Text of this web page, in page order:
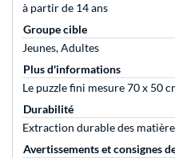
à partir de 14 ans
Groupe cible
Jeunes, Adultes
Plus d'informations
Le puzzle fini mesure 70 x 50
Durabilité
Extraction durable des
Avertissements et consignes